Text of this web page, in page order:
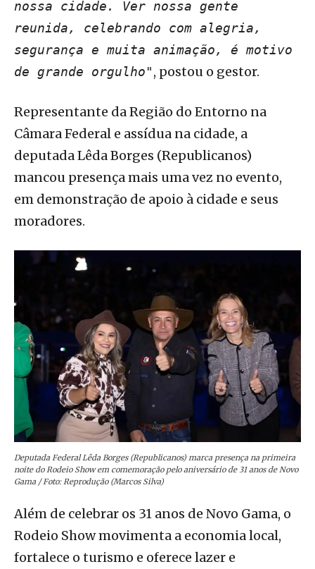
nossa cidade. Ver nossa gente
reunida, celebrando com alegria,
segurança e muita animação, é motivo
de grande orgulho", postou o gestor.
Representante da Região do Entorno na
Câmara Federal e assídua na cidade, a
deputada Lêda Borges (Republicanos)
mancou presença mais uma vez no evento,
em demonstração de apoio à cidade e seus
moradores.
Deputada Federal Lêda Borges (Republicanos) marca presença na primeira
noite do Rodeio Show em comemoração pelo aniversário de 31 anos de Novo
Gama / Foto: Reprodução (Marcos Silva)
Além de celebrar os 31 anos de Novo Gama, o
Rodeio Show movimenta a economia local,
fortalece o turismo e oferece lazer e